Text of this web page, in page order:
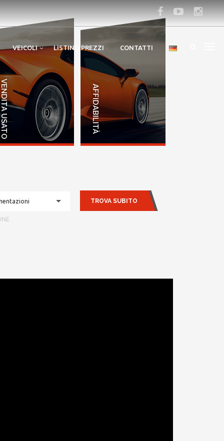
VEICOLI LISTINO PREZZI CONTATTI
VENDITA USATO AFFIDABILITÀ
TROVA SUBITO